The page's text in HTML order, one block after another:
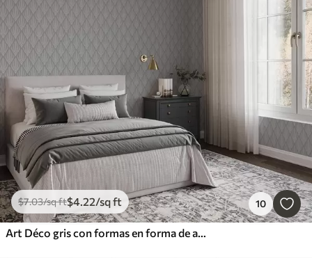
$7.03/sq ft$4.22/sq ft 10
Art Déco gris con formas en forma de abanico